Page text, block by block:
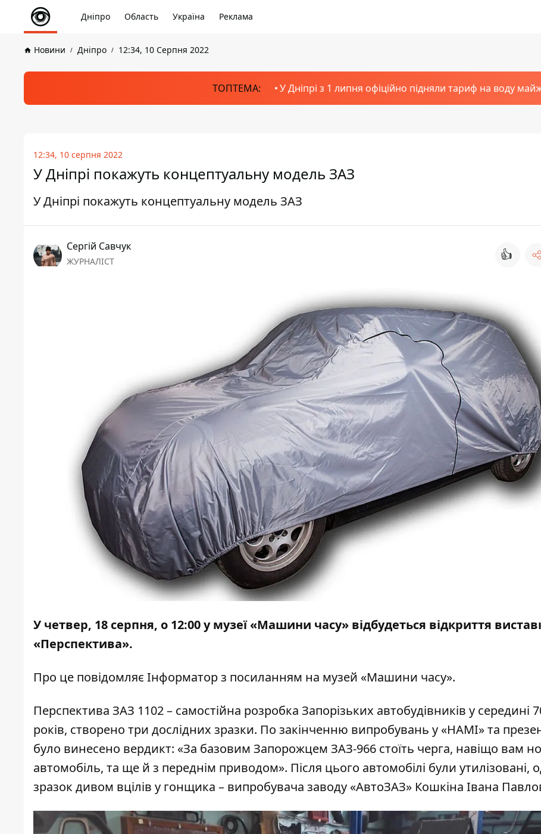
Дніпро Область Україна Реклама
Новини Дніпро 12:34, 10 Серпня 2022
ТОПТЕМА: У Дніпрі з 1 липня офіційно підняли тариф на воду
12:34, 10 серпня 2022
У Дніпрі покажуть концептуальну модель ЗАЗ
У Дніпрі покажуть концептуальну модель ЗАЗ
Сергій Савчук
ЖУРНАЛІСТ 👍
У четвер, 18 серпня, о 12:00 у музеї «Машини часу» відбудеться відкриття
«Перспектива».
Про це повідомляє Інформаторз посиланням на музей «Машини часу».
Перспектива ЗАЗ 1102 – самостійна розробка Запорізьких автобудівників у середині
років, створено три дослідних зразки. По закінченню випробувань у «НАМІ» та
було винесено вердикт: «За базовим Запорожцем ЗАЗ-966 стоїть черга, навіщо вам
автомобіль, та ще й з переднім приводом». Після цього автомобілі були утилізовані,
зразок дивом вцілів у гонщика – випробувача заводу «АвтоЗАЗ» Кошкіна Івана